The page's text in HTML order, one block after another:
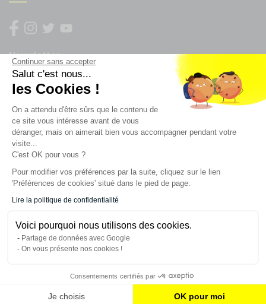
Continuer sans accepter
Salut c'est nous...
les Cookies !
On a attendu d'être sûrs que le contenu de
ce site vous intéresse avant de vous
déranger, mais on aimerait bien vous accompagner pendant votre
visite...
C'est OK pour vous ?
Pour modifier vos préférences par la suite, cliquez sur le lien
'Préférences de cookies' situé dans le pied de page.
Lire la politique de confidentialité
Voici pourquoi nous utilisons des cookies.
Partage de données avec Google
On vous présente nos cookies !
Consentements certifiés par
Je choisis OK pour moi
AJOUTER AU PANIER
Newsletter
Enregistrez vous à la newsletter
Restez à l'actualité sur nos produits et les offres du
moment
NOS SERVICES
INFORMATIONS
CONTACT
© 2023 France Effect Tous droits réservés.